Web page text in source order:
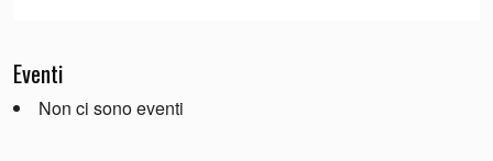
Eventi
Non ci sono eventi